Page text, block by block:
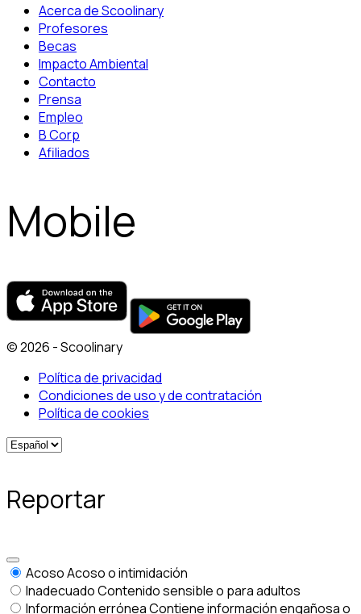
Acerca de Scoolinary
Profesores
Becas
Impacto Ambiental
Contacto
Prensa
Empleo
B Corp
Afiliados
Mobile
© 2026 - Scoolinary
Política de privacidad
Condiciones de uso y de contratación
Política de cookies
Reportar
AcosoAcoso o intimidación
InadecuadoContenido sensible o para adultos
Información erróneaContiene información engañosa o